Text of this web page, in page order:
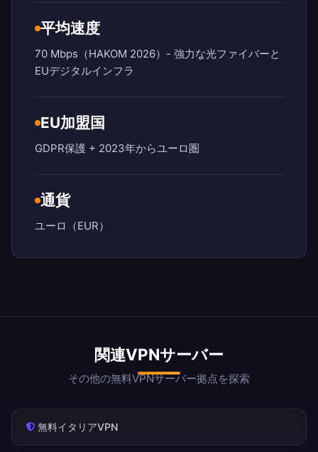
平均速度
70 Mbps（HAKOM 2026）- 強力な光ファイバーと
EUデジタルインフラ
EU加盟国
GDPR保護 + 2023年からユーロ圏
通貨
ユーロ（EUR）
関連VPNサーバー
その他の無料VPNサーバー拠点を探索
無料イタリアVPN